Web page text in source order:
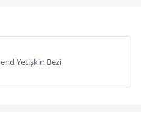
Yetişkin Bezi